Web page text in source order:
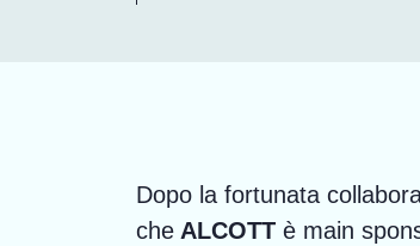
Dopo la fortunata
che ALCOTT è main